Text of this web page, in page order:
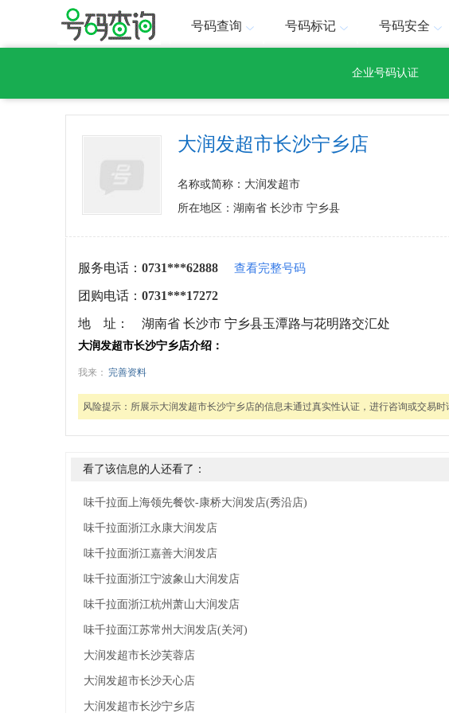
号码查询 号码标记 号码安全
企业号码认证
大润发超市长沙宁乡店
名称或简称：大润发超市
所在地区：湖南省 长沙市 宁乡县
服务电话： 0731***62888 查看完整号码
团购电话： 0731***17272
地 址： 湖南省 长沙市 宁乡县玉潭路与花明路交汇处
大润发超市长沙宁乡店介绍：
我来： 完善资料
风险提示： 所展示大润发超市长沙宁乡店的信息未通过真实性认证，进行咨询或交易时
看了该信息的人还看了：
味千拉面上海领先餐饮-康桥大润发店(秀沿店)
味千拉面浙江永康大润发店
味千拉面浙江嘉善大润发店
味千拉面浙江宁波象山大润发店
味千拉面浙江杭州萧山大润发店
味千拉面江苏常州大润发店(关河)
大润发超市长沙芙蓉店
大润发超市长沙天心店
大润发超市长沙宁乡店